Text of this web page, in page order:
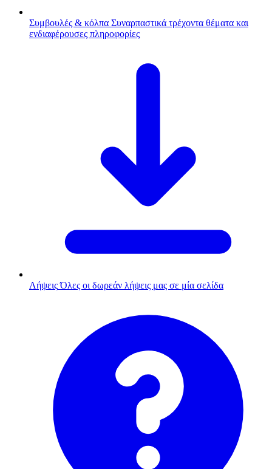
Συμβουλές & κόλπα Συναρπαστικά τρέχοντα θέματα και
ενδιαφέρουσες πληροφορίες
Λήψεις Όλες οι δωρεάν λήψεις μας σε μία σελίδα